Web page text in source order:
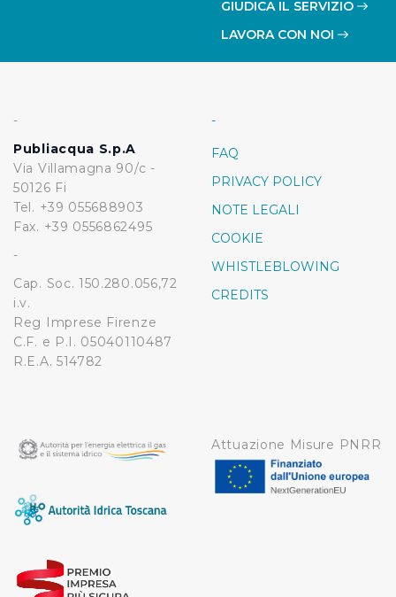
GIUDICA IL SERVIZIO
LAVORA CON NOI
-
Publiacqua S.p.A
Via Villamagna 90/c -
50126 Fi
Tel. +39 055688903
Fax. +39 0556862495
-
Cap. Soc. 150.280.056,72
i.v.
Reg Imprese Firenze
C.F. e P.I. 05040110487
R.E.A. 514782
-
FAQ
PRIVACY POLICY
NOTE LEGALI
COOKIE
WHISTLEBLOWING
CREDITS
Attuazione Misure PNRR